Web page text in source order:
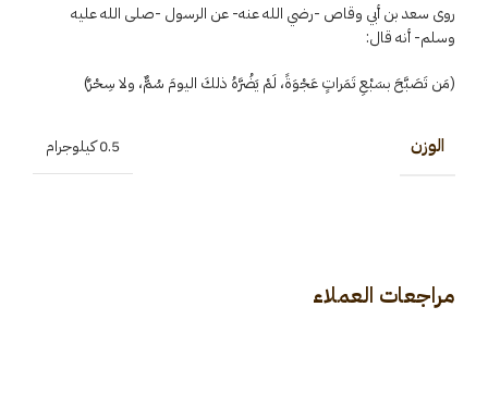
روى سعد بن أبي وقاص -رضي الله عنه- عن الرسول -صلى الله عليه
وسلم- أنه قال:
(مَن تَصَبَّحَ بسَبْعِ تَمَراتٍ عَجْوَةً، لَمْ يَضُرَّهُ ذلكَ اليومَ سُمٌّ، ولا سِحْرٌ)
الوزن 0.5 كيلوجرام
مراجعات العملاء